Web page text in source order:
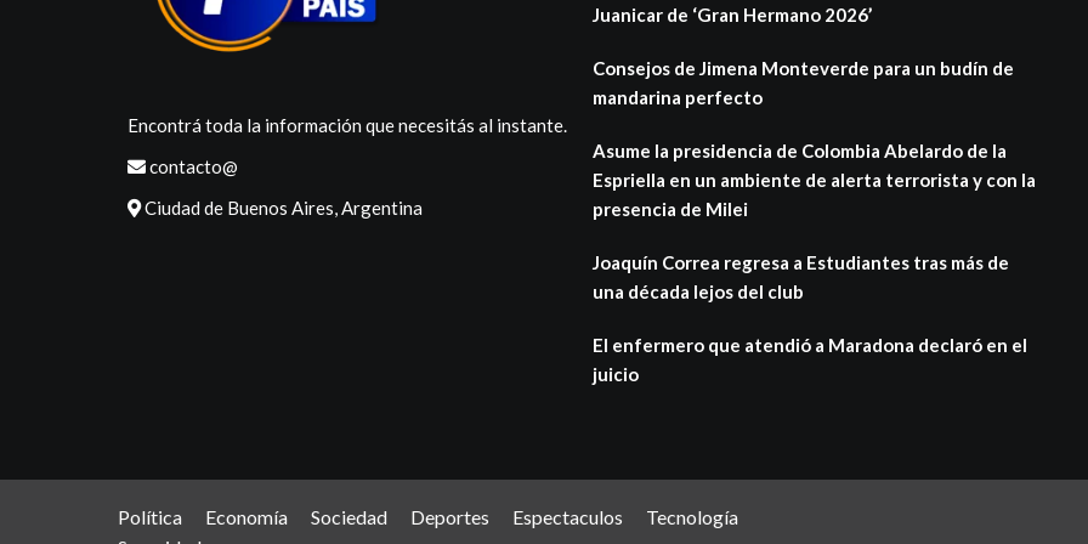
Encontrá toda la información que necesitás al instante.
contacto@
Ciudad de Buenos Aires, Argentina
Juanicar de ‘Gran Hermano 2026’
Consejos de Jimena Monteverde para un budín de
mandarina perfecto
Asume la presidencia de Colombia Abelardo de la
Espriella en un ambiente de alerta terrorista y con la
presencia de Milei
Joaquín Correa regresa a Estudiantes tras más de
una década lejos del club
El enfermero que atendió a Maradona declaró en el
juicio
Política Economía Sociedad Deportes Espectaculos
Tecnología